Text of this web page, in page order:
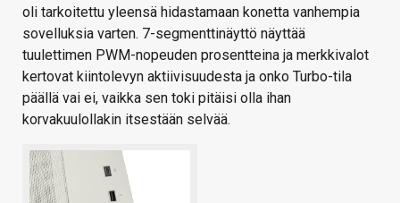
oli tarkoitettu yleensä hidastamaan konetta vanhempia
sovelluksia varten. 7-segmenttinäyttö näyttää
tuulettimen PWM-nopeuden prosentteina ja merkkivalot
kertovat kiintolevyn aktiivisuudesta ja onko Turbo-tila
päällä vai ei, vaikka sen toki pitäisi olla ihan
korvakuulollakin itsestään selvää.